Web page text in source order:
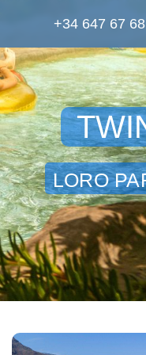
+34 647 67
LORO